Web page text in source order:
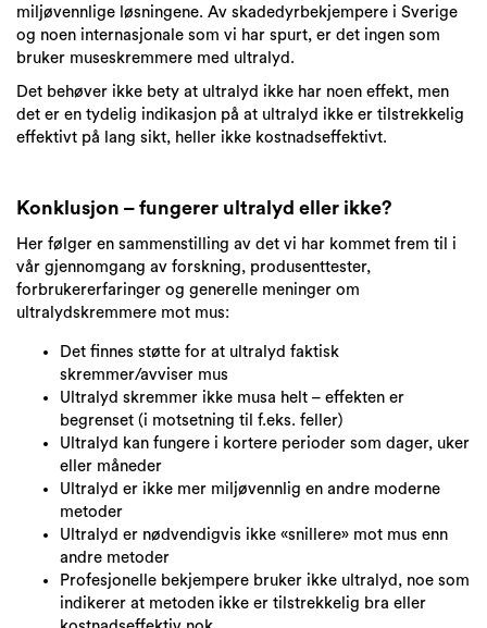
miljøvennlige løsningene. Av skadedyrbekjempere i Sverige
og noen internasjonale som vi har spurt, er det ingen som
bruker museskremmere med ultralyd.
Det behøver ikke bety at ultralyd ikke har noen effekt, men
det er en tydelig indikasjon på at ultralyd ikke er tilstrekkelig
effektivt på lang sikt, heller ikke kostnadseffektivt.
Konklusjon – fungerer ultralyd eller ikke?
Her følger en sammenstilling av det vi har kommet frem til i
vår gjennomgang av forskning, produsenttester,
forbrukererfaringer og generelle meninger om
ultralydskremmere mot mus:
Det finnes støtte for at ultralyd faktisk
skremmer/avviser mus
Ultralyd skremmer ikke musa helt – effekten er
begrenset (i motsetning til f.eks. feller)
Ultralyd kan fungere i kortere perioder som dager, uker
eller måneder
Ultralyd er ikke mer miljøvennlig en andre moderne
metoder
Ultralyd er nødvendigvis ikke «snillere» mot mus enn
andre metoder
Profesjonelle bekjempere bruker ikke ultralyd, noe som
indikerer at metoden ikke er tilstrekkelig bra eller